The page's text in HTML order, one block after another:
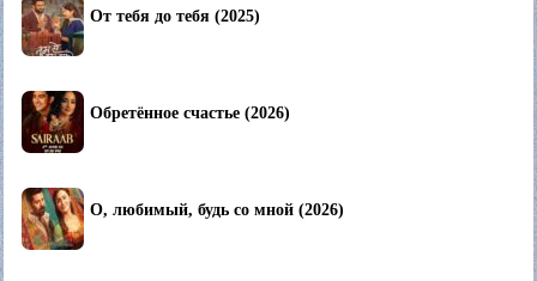
От тебя до тебя (2025)
Обретённое счастье (2026)
О, любимый, будь со мной (2026)